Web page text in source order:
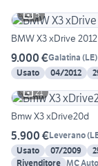
5
BMW X3 xDrive
9.000 €Galatina (LE)
Usato
04/2012
21
Bmw X3 xDrive20d
5.900 €Leverano(
Usato
07/2009
Rivenditore MC